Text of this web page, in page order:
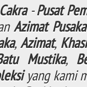
Cakra-Pusat
Azimat Pusaka
,Azimat,
Mustika,
yang kami